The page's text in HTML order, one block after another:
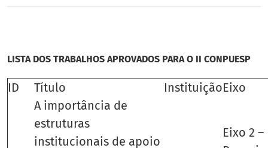
LISTA DOS TRABALHOS APROVADOS PARA O II CONPUESP
ID Título InstituiçãoEixo
A importância de
estruturas
institucionais de apoio
Eixo 2